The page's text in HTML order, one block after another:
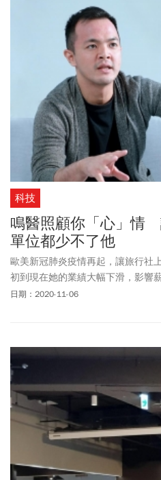
科技
鳴醫照顧你「心」情
單位都少不了他
歐美新冠肺炎疫情再起，讓旅行社
初到現在她的業績大幅下滑，影響
司，Ivey 性情轉變，常常把自己關
日期：2020-11-06